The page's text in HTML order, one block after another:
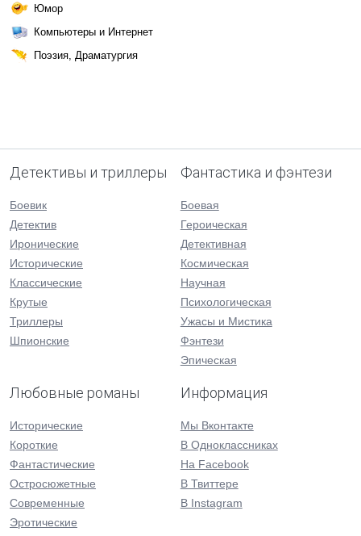
Юмор
Компьютеры и Интернет
Поэзия, Драматургия
Детективы и триллеры
Боевик
Детектив
Иронические
Исторические
Классические
Крутые
Триллеры
Шпионские
Фантастика и фэнтези
Боевая
Героическая
Детективная
Космическая
Научная
Психологическая
Ужасы и Мистика
Фэнтези
Эпическая
Любовные романы
Исторические
Короткие
Фантастические
Остросюжетные
Современные
Эротические
Информация
Мы Вконтакте
В Одноклассниках
На Facebook
В Твиттере
В Instagram